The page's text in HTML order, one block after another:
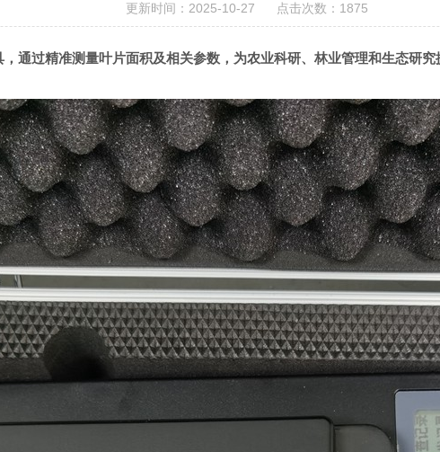
更新时间：2025-10-27 点击次数：1875
通过精准测量叶片面积及相关参数，为农业科研、林业管理和生态研